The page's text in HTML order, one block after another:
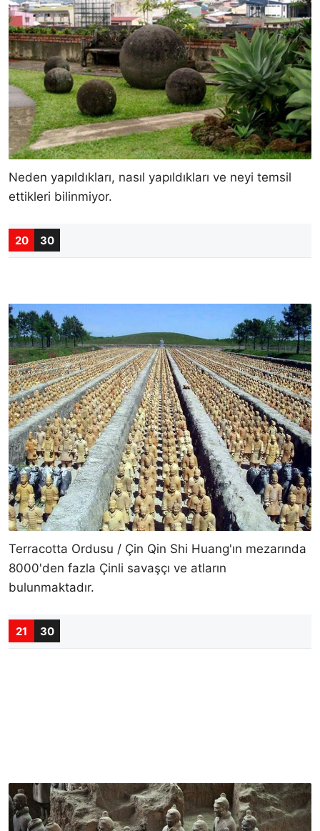
Neden yapıldıkları, nasıl yapıldıkları ve neyi temsil
ettikleri bilinmiyor.
20 30
Terracotta Ordusu / Çin Qin Shi Huang'ın mezarında
8000'den fazla Çinli savaşçı ve atların
bulunmaktadır.
21 30